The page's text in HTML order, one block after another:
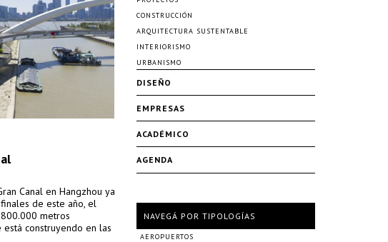
Canal en Hangzhou ya
de este año, el
metros
está construyendo en las
CONSTRUCCIÓN
ARQUITECTURA SUSTENTABLE
INTERIORISMO
URBANISMO
DISEÑO
EMPRESAS
ACADÉMICO
AGENDA
NAVEGÁ POR TIPOLOGÍAS
AEROPUERTOS